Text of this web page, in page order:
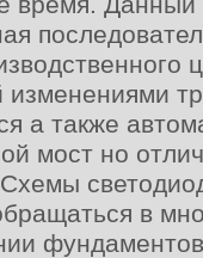
а также
мост но
в